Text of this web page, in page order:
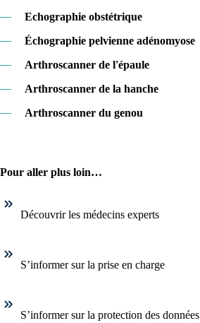
—
Echographie obstétrique
—
Échographie pelvienne adénomyose
—
Arthroscanner de l'épaule
—
Arthroscanner de la hanche
—
Arthroscanner du genou
Pour aller plus loin…
Découvrir les médecins experts
S’informer sur la prise en charge
S’informer sur la protection des données